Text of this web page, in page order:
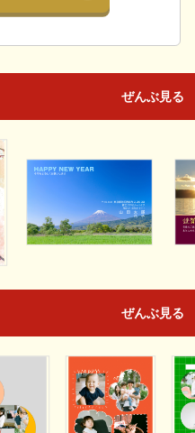
ぜんぶ見る
ぜんぶ見る